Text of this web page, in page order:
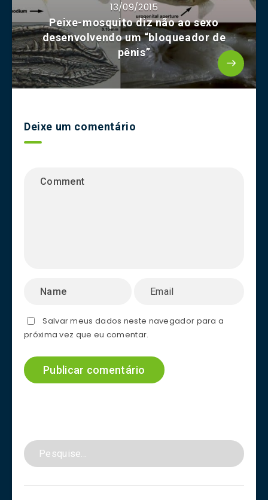
13/09/2015
Peixe-mosquito diz não ao sexo
desenvolvendo um “bloqueador de
pênis”
Deixe um comentário
Salvar meus dados neste navegador para a
próxima vez que eu comentar.